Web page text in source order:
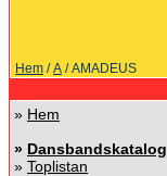
Hem /A / AMADEUS
» Hem
» Dansbandskatalog
» Toplistan